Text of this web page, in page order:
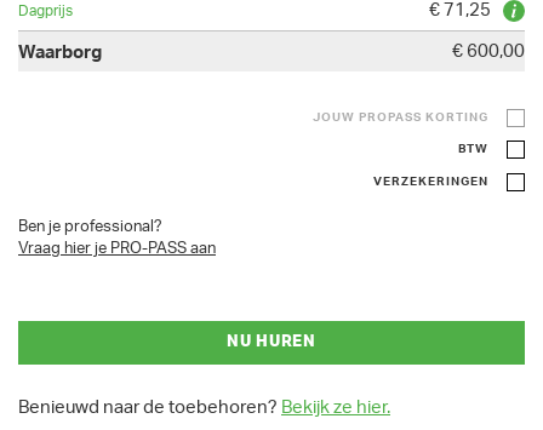
€ 71,25
€ 600,00
JOUW PROPASS KORTING
BTW
VERZEKERINGEN
Ben je professional?
Vraag hier je PRO-PASS aan
NU HUREN
Benieuwd naar de toebehoren? Bekijk ze hier.